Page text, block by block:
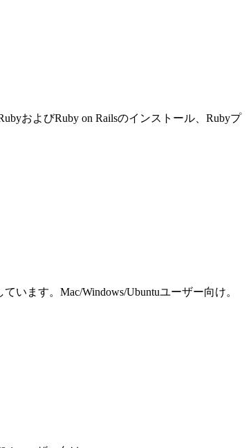
およびRuby on Railsのインストール、Rubyプ
ます。Mac/Windows/Ubuntuユーザー向け。